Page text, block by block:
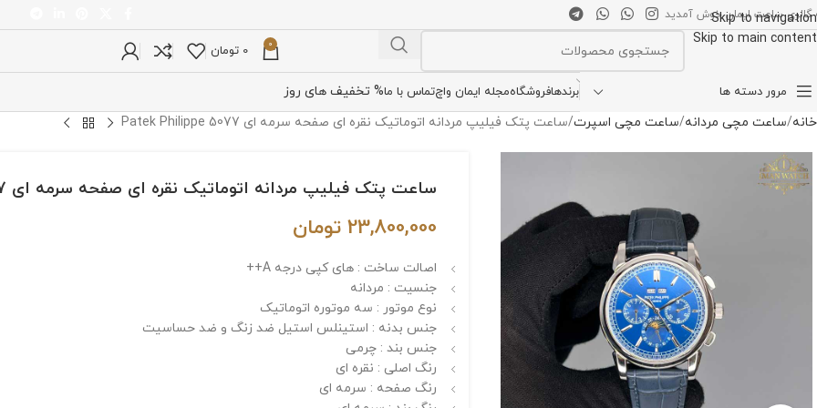
Skip to navigation
Skip to main content
گالری ساعت ایمان خوش آمدید
0
0 تومان
مرور دسته ها برندهافروشگاهمجله ایمان واچتماس با ما% تخفیف های روز
خانه ساعت مچی مردانه ساعت مچی اسپرت ساعت پتک فیلیپ مردانه اتوماتیک نقره ای صفحه سرمه ای Patek Philippe 5077
ساعت پتک فیلیپ مردانه اتوماتیک نقره ای صفحه سرمه ای Patek Philippe 5077
23,800,000 تومان
اصالت ساخت : های کپی درجه A++
جنسیت : مردانه
نوع موتور : سه موتوره اتوماتیک
جنس بدنه : استینلس استیل ضد زنگ و ضد حساسیت
جنس بند : چرمی
رنگ اصلی : نقره ای
رنگ صفحه : سرمه ای